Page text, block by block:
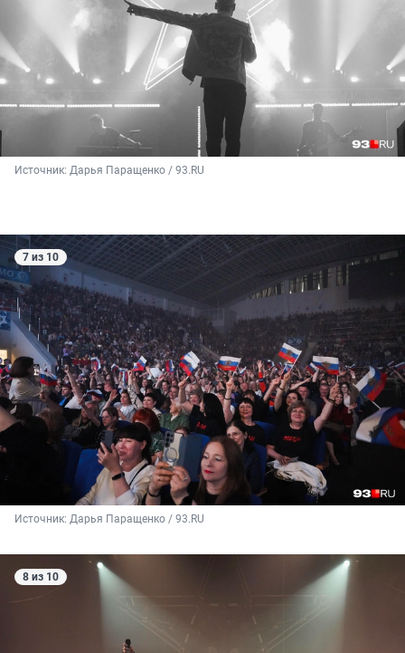
Источник: Дарья Паращенко / 93.RU
7 из 10
Источник: Дарья Паращенко / 93.RU
8 из 10